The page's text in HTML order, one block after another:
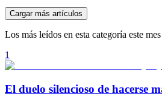
Cargar más artículos
Los más leídos en esta categoría este mes
1
El duelo silencioso de hacerse